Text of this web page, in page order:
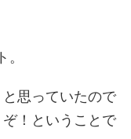
思っていたので
！ということで